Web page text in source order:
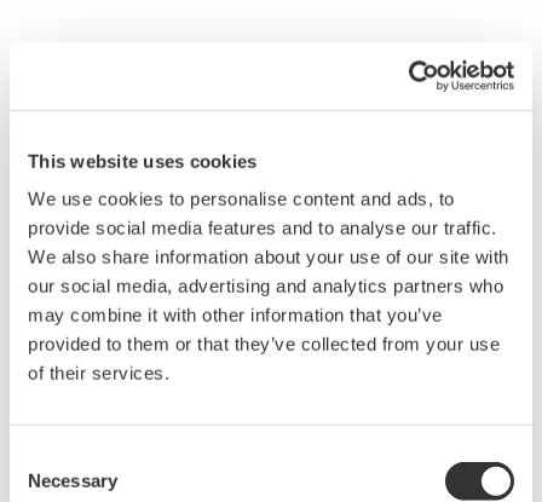
This website uses cookies
We use cookies to personalise content and ads, to
provide social media features and to analyse our traffic.
We also share information about your use of our site with
our social media, advertising and analytics partners who
may combine it with other information that you’ve
provided to them or that they’ve collected from your use
of their services.
Selection
Necessary
Digitale Leistungsanalysatoren
Für einen effizienten Energie-
Einsatz wird eine genauere und
zuverlässigere
Leistungsmessung immer
wichtiger. Einschwingvorgänge, STANDBY-Modus,
Transformatoren, Tests und verzerrte Signale durch Inverter,
Motoren, Beleuchtungsschaltungen, Stromversorgungen